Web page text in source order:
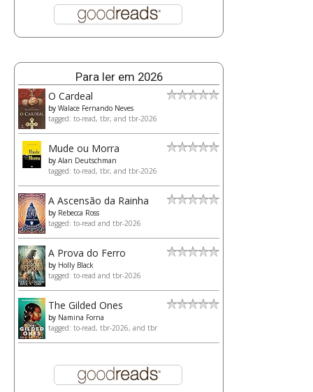
Para ler em 2026
O Cardeal
by Walace Fernando Neves
tagged: to-read, tbr, and tbr-2026
Mude ou Morra
by Alan Deutschman
tagged: to-read, tbr, and tbr-2026
A Ascensão da Rainha
by Rebecca Ross
tagged: to-read and tbr-2026
A Prova do Ferro
by Holly Black
tagged: to-read and tbr-2026
The Gilded Ones
by Namina Forna
tagged: to-read, tbr-2026, and tbr